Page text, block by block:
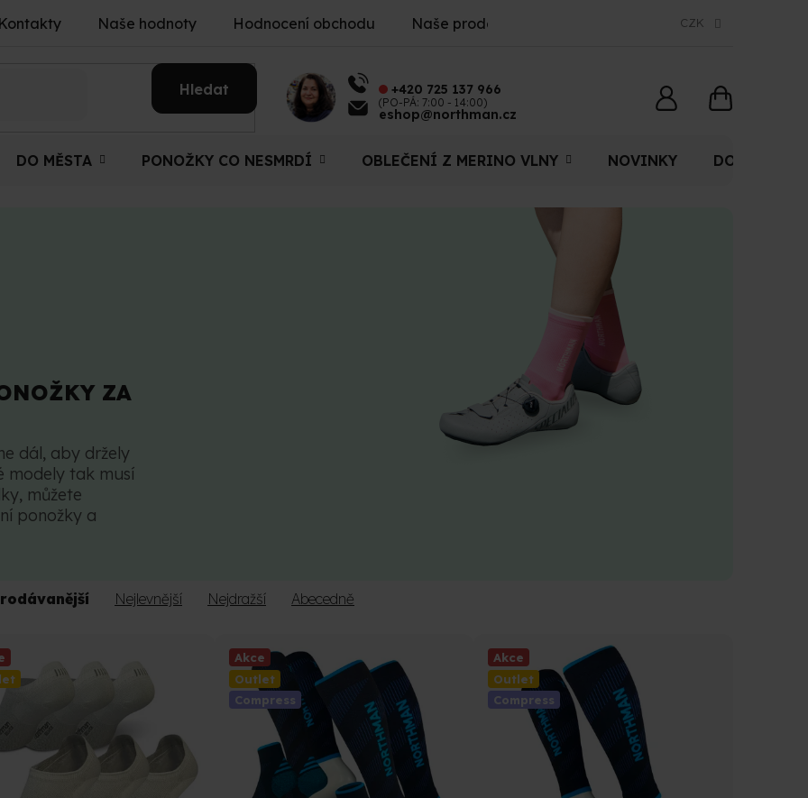
Kontakty Naše hodnoty Hodnocení obchodu Naše prodejny CZK
Hledat
NÁKUPNÍ
KOŠÍK
+420 725 137 966
(PO-PÁ: 7:00 - 14:00)
eshop@northman.cz
DO MĚSTA PONOŽKY CO NESMRDÍ OBLEČENÍ Z MERINO VLNY NOVINKY DOPLŇKY
ZA
dál, aby držely
modely tak musí
můžete
ponožky a
Nejlevnější Nejdražší Abecedně
Akce
Outlet
Compress
Akce
Outlet
Compress